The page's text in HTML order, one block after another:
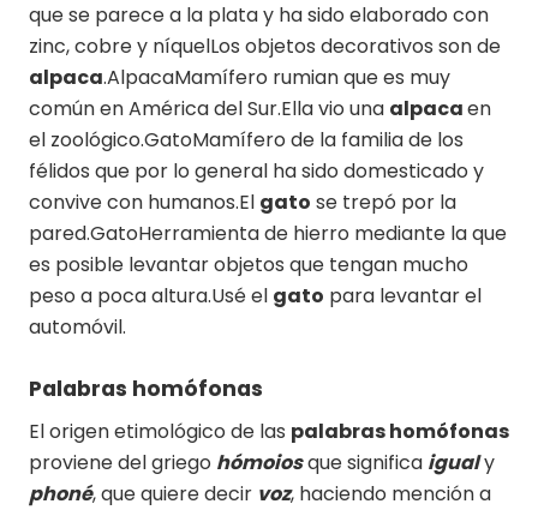
que se parece a la plata y ha sido elaborado con
zinc, cobre y níquelLos objetos decorativos son de
alpaca.AlpacaMamífero rumian que es muy
común en América del Sur.Ella vio una alpacaen
el zoológico.GatoMamífero de la familia de los
félidos que por lo general ha sido domesticado y
convive con humanos.El gato se trepó por la
pared.GatoHerramienta de hierro mediante la que
es posible levantar objetos que tengan mucho
peso a poca altura.Usé el gato para levantar el
automóvil.
Palabras homófonas
El origen etimológico de las palabras homófonas
proviene del griego hómoiosque significa igualy
phoné, que quiere decir voz, haciendo mención a